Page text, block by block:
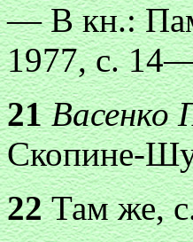
— В кн.:
1977, с.
21 Васенко
Скопине-
22Там же,